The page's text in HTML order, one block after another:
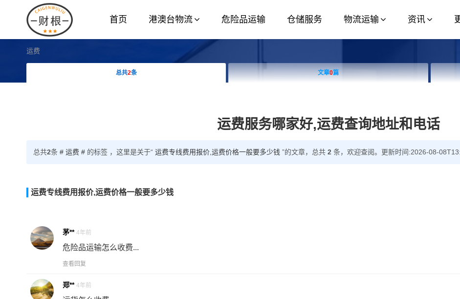
首页 港澳台物流 危险品运输 仓储服务 物流运输 资讯
运费
总共2条 文章0篇
运费服务哪家好,运费查询地址和电话
总共2条 # 运费 #的标签 ，这里是关于“ 运费专线费用报价,运费价格一般要多少钱”的文章，总共 2 条，欢迎查阅。更新时间:2026-08-
运费专线费用报价,运费价格一般要多少钱
茅** 4年前
危险品运输怎么收费...
查看回复
郑** 4年前